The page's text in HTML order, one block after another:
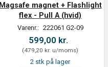
Magsafe magnet + Flashlight
flex - Pull A (hvid)
Varenr.: 222061 G2-09
599,00 kr.
(479,20 kr. u/moms)
2 stk på lager